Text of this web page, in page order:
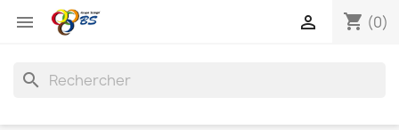
 shopping_cart (0)

search